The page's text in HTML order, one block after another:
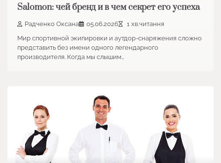
Salomon: чей бренд и в чем секрет его успеха
Радченко Оксана 05.06.2026
1 хв.читання
Мир спортивной экипировки и аутдор-снаряжения сложно
представить без имени одного легендарного
производителя. Когда мы слышим…